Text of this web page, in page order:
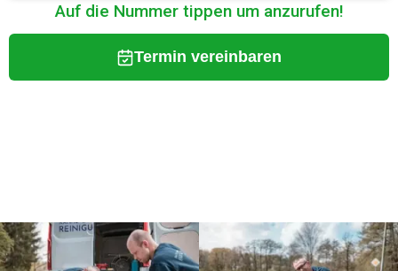
Auf die Nummer tippen um anzurufen!
Termin vereinbaren